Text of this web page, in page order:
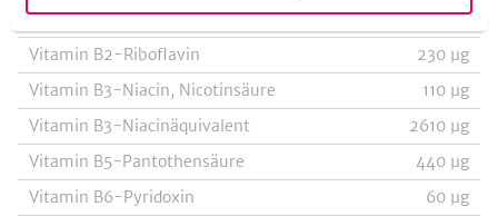
Vitamin B1-Thiamin
45 µg
Vitamin B2-Riboflavin
230 µg
Vitamin B3-Niacin, Nicotinsäure
110 µg
Vitamin B3-Niacinäquivalent
2610 µg
Vitamin B5-Pantothensäure
440 µg
Vitamin B6-Pyridoxin
60 µg